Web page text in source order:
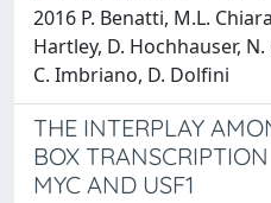
2016 P. Benatti, M.L.
Hartley, D. Hochhauser,
C. Imbriano, D. Dolfini
THE INTERPLAY
BOX
MYC AND USF1